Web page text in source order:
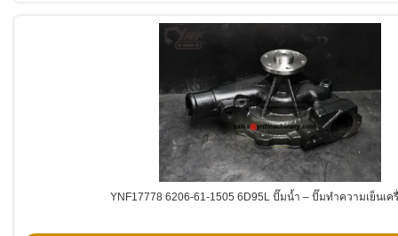
YNF17778 6206-61-1505 6D95L ปั๊มน้ำ – ปั๊มทำความเย็นเค